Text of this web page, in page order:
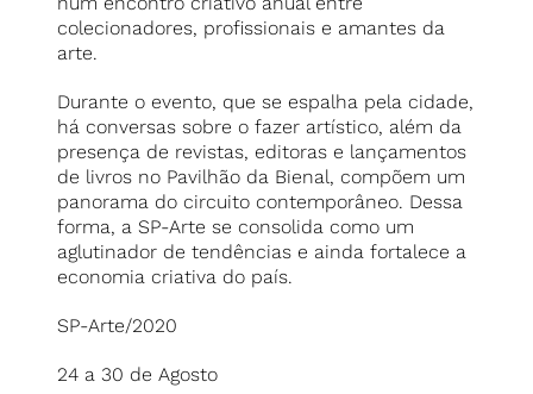
colecionadores, profissionais e amantes da
arte.
Durante o evento, que se espalha pela cidade,
há conversas sobre o fazer artístico, além da
presença de revistas, editoras e lançamentos
de livros no Pavilhão da Bienal, compõem um
panorama do circuito contemporâneo. Dessa
forma, a SP-Arte se consolida como um
aglutinador de tendências e ainda fortalece a
economia criativa do país.
SP-Arte/2020
24 a 30 de Agosto